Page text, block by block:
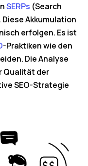
SERPs (Search
Akkumulation
erfolgen. Es ist
-Praktiken wie den
Die Analyse
Qualität der
SEO-Strategie